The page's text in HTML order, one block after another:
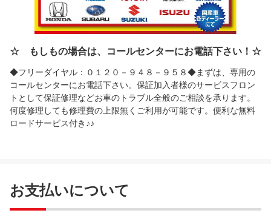
☆ もしもの場合は、コールセンターにお電話下さい！☆
◆フリーダイヤル：０１２０－９４８－９５８◆まずは、専用の
コールセンターにお電話下さい。保証加入者様のサービスフロン
トとして保証修理などお車のトラブル全般のご相談を承ります。
何度修理しても修理費の上限無くご利用が可能です。便利な無料
ロードサービス付き♪♪
お支払いについて